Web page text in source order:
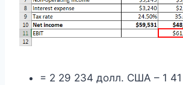
= 2 29 234 долл. США – 1